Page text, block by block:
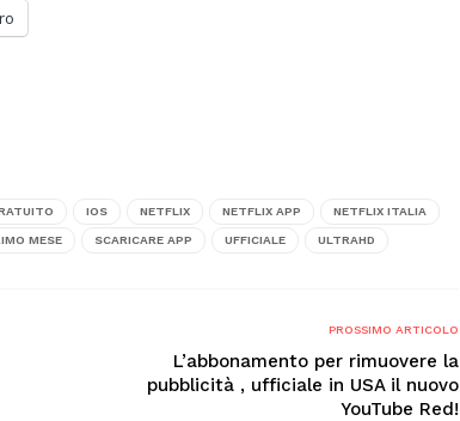
IOS NETFLIX NETFLIX APP NETFLIX ITALIA
MESE SCARICARE APP UFFICIALE ULTRAHD
PROSSIMO ARTICOLO
L’abbonamento per rimuovere la
pubblicità , ufficiale in USA il nuovo
YouTube Red!